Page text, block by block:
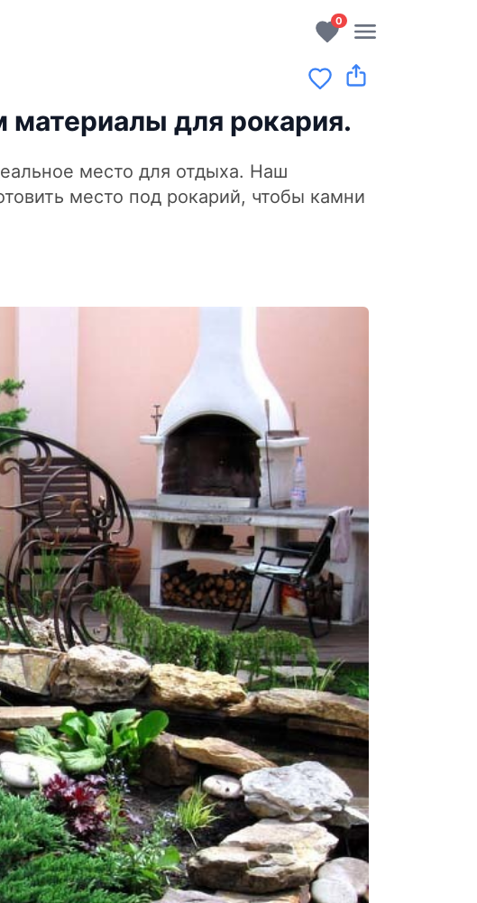
0
для рокария.
место для отдыха. Наш
место под рокарий, чтобы камни